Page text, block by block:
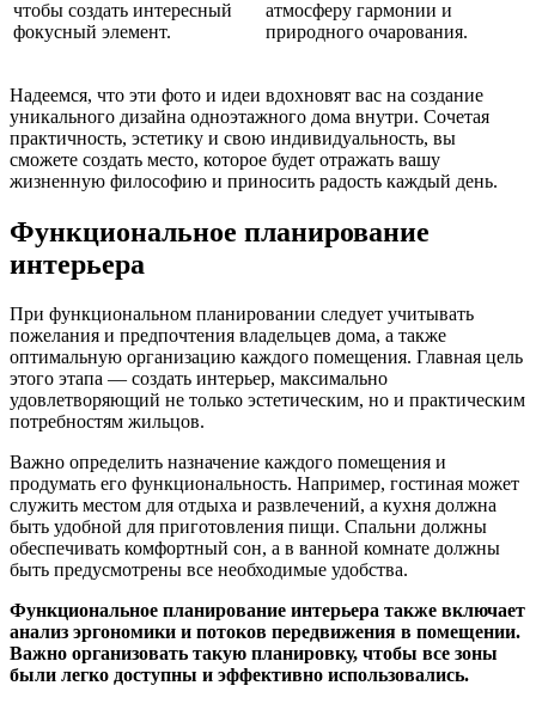
чтобы создать интересный
фокусный элемент.
атмосферу гармонии и
природного очарования.
Надеемся, что эти фото и идеи вдохновят вас на создание
уникального дизайна одноэтажного дома внутри. Сочетая
практичность, эстетику и свою индивидуальность, вы
сможете создать место, которое будет отражать вашу
жизненную философию и приносить радость каждый день.
Функциональное планирование
интерьера
При функциональном планировании следует учитывать
пожелания и предпочтения владельцев дома, а также
оптимальную организацию каждого помещения. Главная цель
этого этапа — создать интерьер, максимально
удовлетворяющий не только эстетическим, но и практическим
потребностям жильцов.
Важно определить назначение каждого помещения и
продумать его функциональность. Например, гостиная может
служить местом для отдыха и развлечений, а кухня должна
быть удобной для приготовления пищи. Спальни должны
обеспечивать комфортный сон, а в ванной комнате должны
быть предусмотрены все необходимые удобства.
Функциональное планирование интерьера также включает
анализ эргономики и потоков передвижения в помещении.
Важно организовать такую планировку, чтобы все зоны
были легко доступны и эффективно использовались.